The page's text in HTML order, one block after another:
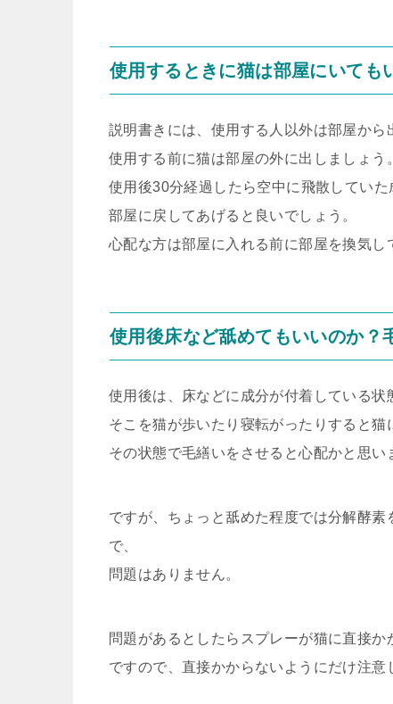
使用するときに猫は部屋にいても
説明書きには、使用する人以外は部屋から
使用する前に猫は部屋の外に出しましょう。
使用後30分経過したら空中に飛散していた
部屋に戻してあげると良いでしょう。
心配な方は部屋に入れる前に部屋を換気し
使用後床など舐めてもいいのか？
使用後は、床などに成分が付着している状
そこを猫が歩いたり寝転がったりすると猫
その状態で毛繕いをさせると心配かと思い
ですが、ちょっと舐めた程度では分解酵
で、
問題はありません。
問題があるとしたらスプレーが猫に直接か
ですので、直接かからないようにだけ注意